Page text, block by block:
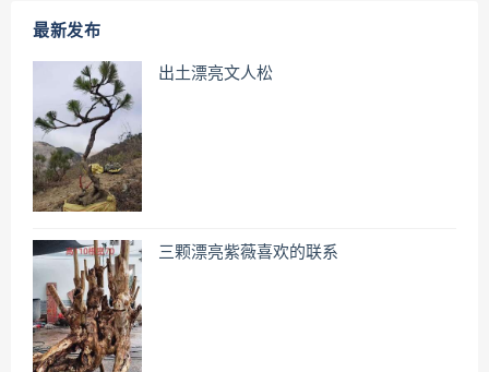
最新发布
出土漂亮文人松
三颗漂亮紫薇喜欢的联系